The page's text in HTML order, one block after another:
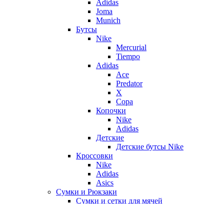
Adidas
Joma
Munich
Бутсы
Nike
Mercurial
Tiempo
Adidas
Ace
Predator
X
Copa
Копочки
Nike
Adidas
Детские
Детские бутсы Nike
Кроссовки
Nike
Adidas
Asics
Сумки и Рюкзаки
Сумки и сетки для мячей